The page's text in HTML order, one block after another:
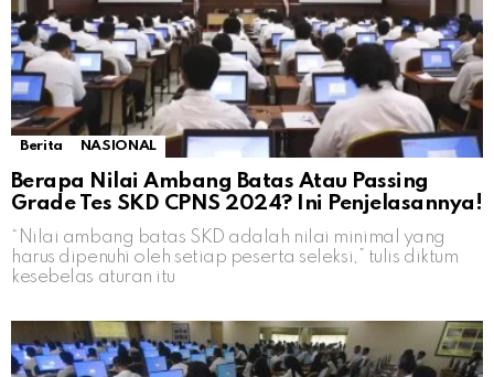
Berita NASIONAL
Berapa Nilai Ambang Batas Atau Passing
Grade Tes SKD CPNS 2024? Ini Penjelasannya!
“Nilai ambang batas SKD adalah nilai minimal yang
harus dipenuhi oleh setiap peserta seleksi,” tulis diktum
kesebelas aturan itu